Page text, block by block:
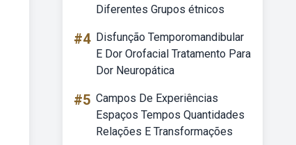
Diferentes Grupos étnicos
#4 Disfunção Temporomandibular
E Dor Orofacial Tratamento Para
Dor Neuropática
#5 Campos De Experiências
Espaços Tempos Quantidades
Relações E Transformações